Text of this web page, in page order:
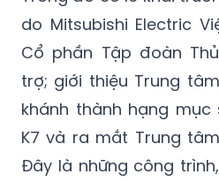
do Mitsubishi Electric
Cổ phần Tập đoàn
trợ; giới thiệu Trung
khánh thành hạng mục
K7 và ra mắt Trung
Đây là những công